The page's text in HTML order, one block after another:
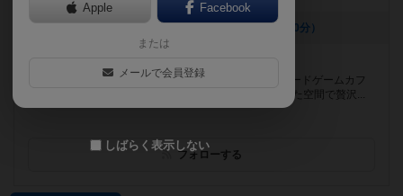
[NEW] 新スイーツ登場です✨️（2026年08月07日 17時00分）
ディアシュピールのボドゲ1500個を全て引き取ったボードゲームカフ
ェ！ 西濃地域で唯一のボードゲームカフェ！ 広々とした空間で贅沢...
フォローする
Apple Facebook
または
メールで会員登録
しばらく表示しない